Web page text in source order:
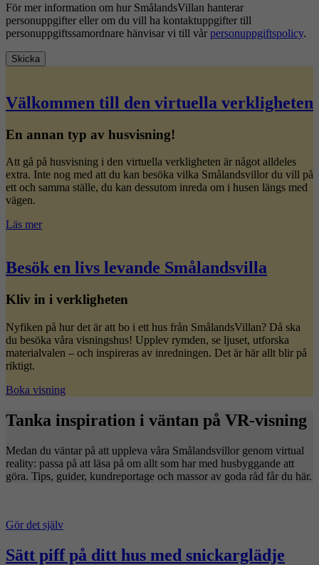
För mer information om hur SmålandsVillan hanterar
personuppgifter eller om du vill ha kontaktuppgifter till
personuppgiftssamordnare hänvisar vi till vår personuppgiftspolicy.
Skicka
Välkommen till den virtuella verkligheten
En annan typ av husvisning!
Att gå på husvisning i den virtuella verkligheten är något alldeles
extra. Inte nog med att du kan besöka vilka Smålandsvillor du vill på
ett och samma ställe, du kan dessutom inreda om i husen längs med
vägen.
Läs mer
Besök en livs levande Smålandsvilla
Kliv in i verkligheten
Nyfiken på hur det är att bo i ett hus från SmålandsVillan? Då ska
du besöka våra visningshus! Upplev rymden, se ljuset, utforska
materialvalen – och inspireras av inredningen. Det är här allt blir på
riktigt.
Boka visning
Tanka inspiration i väntan på VR-visning
Medan du väntar på att uppleva våra Smålandsvillor genom virtual
reality: passa på att läsa på om allt som har med husbyggande att
göra. Tips, guider, kundreportage och massor av goda råd får du här.
Gör det själv
Sätt piff på ditt hus med snickarglädje